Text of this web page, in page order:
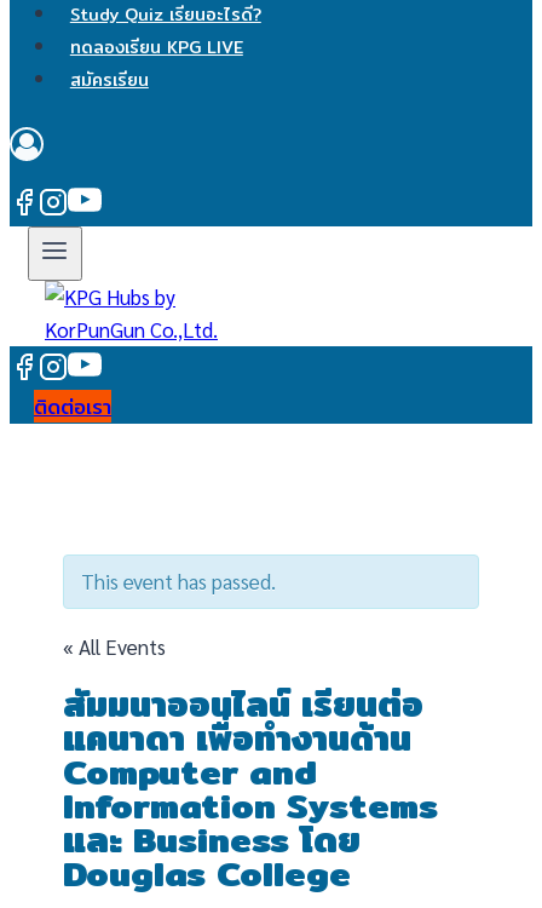
Study Quiz เรียนอะไรดี?
ทดลองเรียน KPG LIVE
สมัครเรียน
ติดต่อเรา
This event has passed.
« All Events
สัมมนาออนไลน์ เรียนต่อ
แคนาดา เพื่อทำงานด้าน
Computer and
Information Systems
และ Business โดย
Douglas College